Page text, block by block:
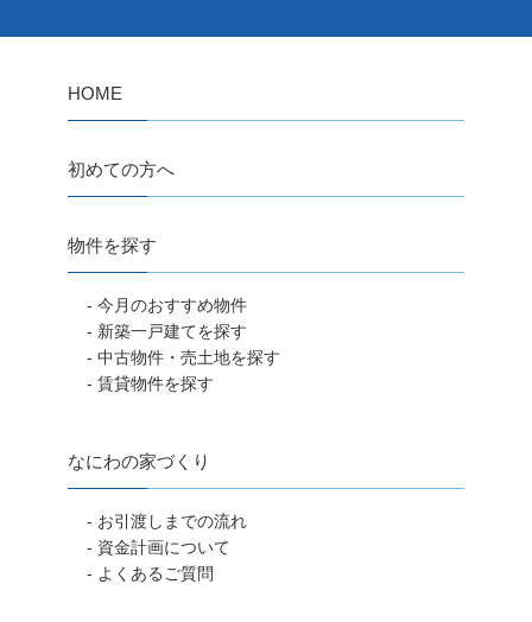
HOME
初めての方へ
物件を探す
- 今月のおすすめ物件
- 新築一戸建てを探す
- 中古物件・売土地を探す
- 賃貸物件を探す
なにわの家づくり
- お引渡しまでの流れ
- 資金計画について
- よくあるご質問